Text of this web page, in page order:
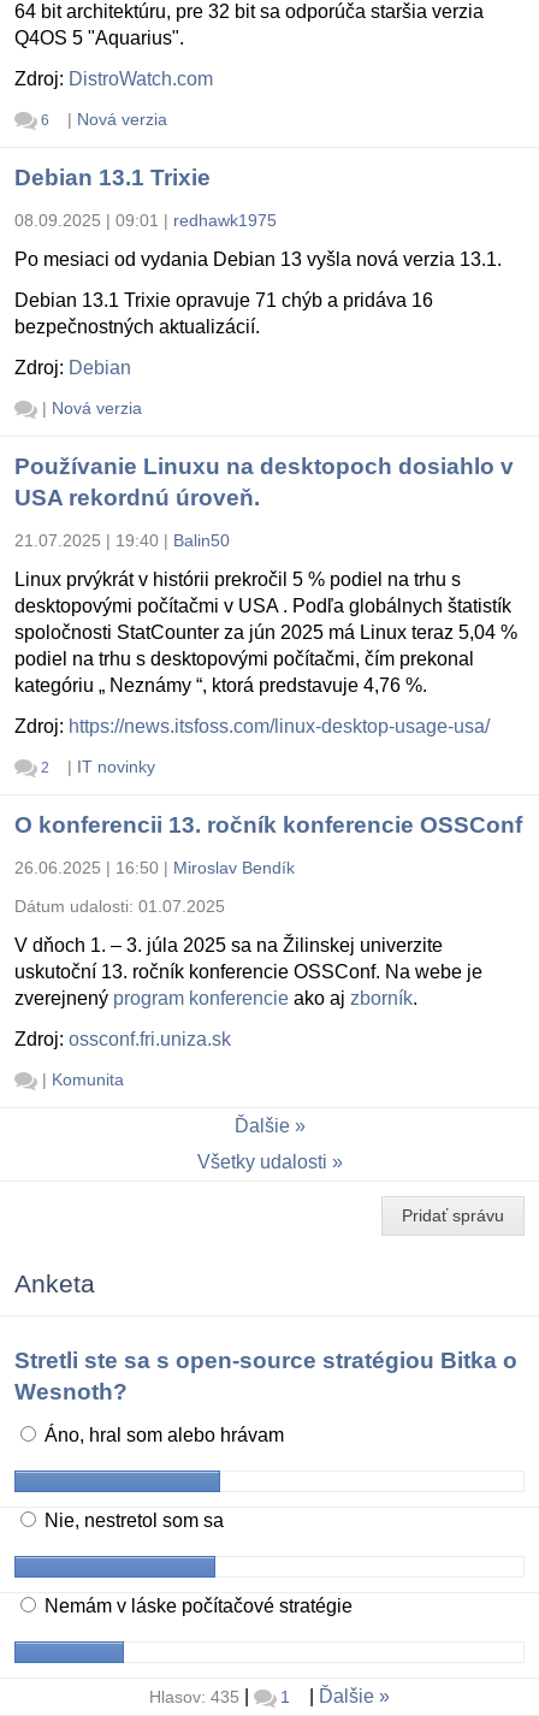
64 bit architektúru, pre 32 bit sa odporúča staršia verzia
Q4OS 5 "Aquarius".
Zdroj: DistroWatch.com
6 | Nová verzia
Debian 13.1 Trixie
08.09.2025 | 09:01 | redhawk1975
Po mesiaci od vydania Debian 13 vyšla nová verzia 13.1.
Debian 13.1 Trixie opravuje 71 chýb a pridáva 16
bezpečnostných aktualizácií.
Zdroj: Debian
| Nová verzia
Používanie Linuxu na desktopoch dosiahlo v
USA rekordnú úroveň.
21.07.2025 | 19:40 | Balin50
Linux prvýkrát v histórii prekročil 5 % podiel na trhu s
desktopovými počítačmi v USA . Podľa globálnych štatistík
spoločnosti StatCounter za jún 2025 má Linux teraz 5,04 %
podiel na trhu s desktopovými počítačmi, čím prekonal
kategóriu „ Neznámy “, ktorá predstavuje 4,76 %.
Zdroj: https://news.itsfoss.com/linux-desktop-usage-usa/
2 | IT novinky
O konferencii 13. ročník konferencie OSSConf
26.06.2025 | 16:50 | Miroslav Bendík
Dátum udalosti: 01.07.2025
V dňoch 1. – 3. júla 2025 sa na Žilinskej univerzite
uskutoční 13. ročník konferencie OSSConf. Na webe je
zverejnený program konferencie ako aj zborník.
Zdroj: ossconf.fri.uniza.sk
| Komunita
Ďalšie
Všetky udalosti
Pridať správu
Anketa
Stretli ste sa s open-source stratégiou Bitka o
Wesnoth?
Áno, hral som alebo hrávam
Nie, nestretol som sa
Nemám v láske počítačové stratégie
Hlasov: 435 1 Ďalšie